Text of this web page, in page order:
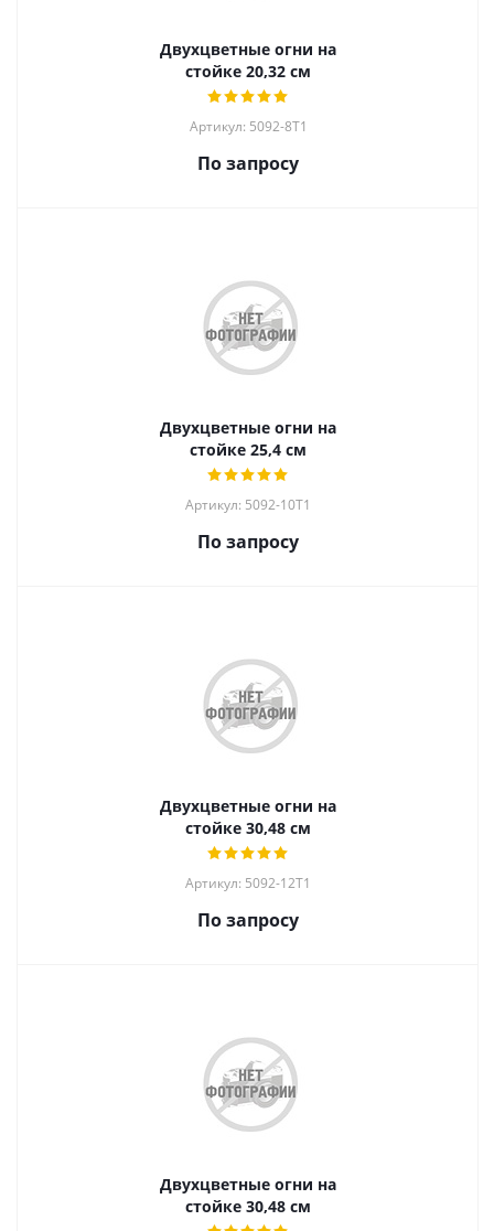
Двухцветные огни на
стойке 20,32 см
Артикул: 5092-8T1
По запросу
Двухцветные огни на
стойке 25,4 см
Артикул: 5092-10T1
По запросу
Двухцветные огни на
стойке 30,48 см
Артикул: 5092-12T1
По запросу
Двухцветные огни на
стойке 30,48 см